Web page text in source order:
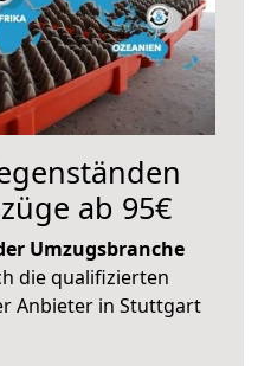
ab 95€
Umzugsbranche
die qualifizierten
Anbieter in Stuttgart